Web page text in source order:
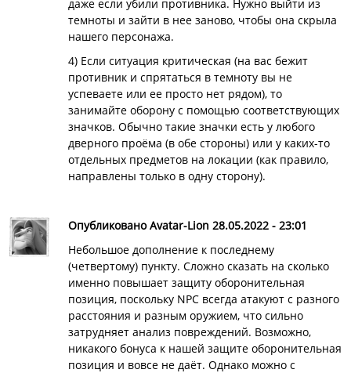
даже если убили противника. Нужно выйти из
темноты и зайти в нее заново, чтобы она скрыла
нашего персонажа.
4) Если ситуация критическая (на вас бежит
противник и спрятаться в темноту вы не
успеваете или ее просто нет рядом), то
занимайте оборону с помощью соответствующих
значков. Обычно такие значки есть у любого
дверного проёма (в обе стороны) или у каких-то
отдельных предметов на локации (как правило,
направлены только в одну сторону).
Опубликовано Avatar-Lion 28.05.2022 - 23:01
Небольшое дополнение к последнему
(четвертому) пункту. Сложно сказать на сколько
именно повышает защиту оборонительная
позиция, поскольку NPC всегда атакуют с разного
расстояния и разным оружием, что сильно
затрудняет анализ повреждений. Возможно,
никакого бонуса к нашей защите оборонительная
позиция и вовсе не даёт. Однако можно с